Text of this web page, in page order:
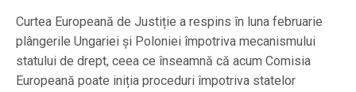
Curtea Europeană de Justiție a respins în luna februarie
plângerile Ungariei și Poloniei împotriva mecanismului
statului de drept, ceea ce înseamnă că acum Comisia
Europeană poate iniția proceduri împotriva statelor